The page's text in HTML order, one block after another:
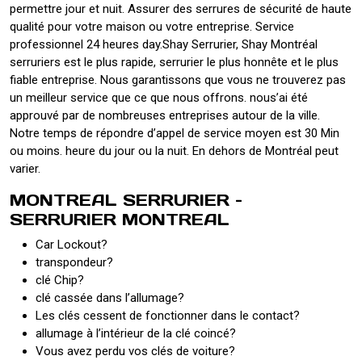
permettre jour et nuit. Assurer des serrures de sécurité de haute
qualité pour votre maison ou votre entreprise. Service
professionnel 24 heures day.Shay Serrurier, Shay Montréal
serruriers est le plus rapide, serrurier le plus honnête et le plus
fiable entreprise. Nous garantissons que vous ne trouverez pas
un meilleur service que ce que nous offrons. nous’ai été
approuvé par de nombreuses entreprises autour de la ville.
Notre temps de répondre d’appel de service moyen est 30 Min
ou moins. heure du jour ou la nuit. En dehors de Montréal peut
varier.
MONTREAL SERRURIER –
SERRURIER MONTREAL
Car Lockout?
transpondeur?
clé Chip?
clé cassée dans l’allumage?
Les clés cessent de fonctionner dans le contact?
allumage à l’intérieur de la clé coincé?
Vous avez perdu vos clés de voiture?